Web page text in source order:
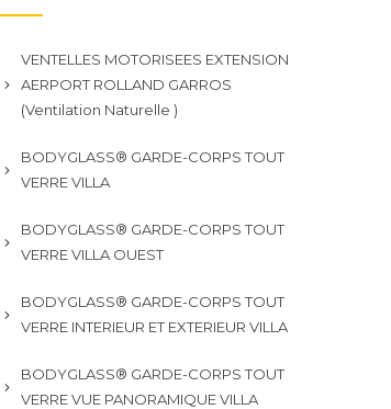
VENTELLES MOTORISEES EXTENSION
AERPORT ROLLAND GARROS
(Ventilation Naturelle )
BODYGLASS® GARDE-CORPS TOUT
VERRE VILLA
BODYGLASS® GARDE-CORPS TOUT
VERRE VILLA OUEST
BODYGLASS® GARDE-CORPS TOUT
VERRE INTERIEUR ET EXTERIEUR VILLA
BODYGLASS® GARDE-CORPS TOUT
VERRE VUE PANORAMIQUE VILLA